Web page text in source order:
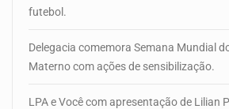
futebol.
Delegacia comemora Semana Mundial
Materno com ações de sensibilização.
LPA e Você com apresentação de Lilian